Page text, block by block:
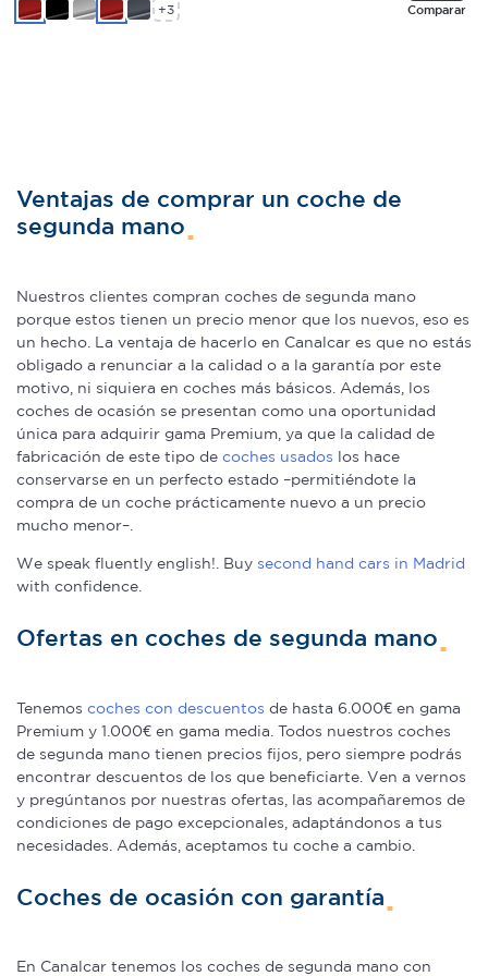
de cookies.
web, quienes pueden combinarla con otra información
que les haya proporcionado o que hayan recopilado a
Comparar
+3
Ventajas de comprar un coche de
segunda mano
Nuestros clientes compran coches de segunda mano
porque estos tienen un precio menor que los nuevos, eso es
un hecho. La ventaja de hacerlo en Canalcar es que no estás
obligado a renunciar a la calidad o a la garantía por este
motivo, ni siquiera en coches más básicos. Además, los
coches de ocasión se presentan como una oportunidad
única para adquirir gama Premium, ya que la calidad de
fabricación de este tipo de coches usados los hace
conservarse en un perfecto estado –permitiéndote la
compra de un coche prácticamente nuevo a un precio
mucho menor–.
We speak fluently english!. Buy second hand cars in Madrid
with confidence.
Ofertas en coches de segunda mano
Tenemos coches con descuentos de hasta 6.000€ en gama
Premium y 1.000€ en gama media. Todos nuestros coches
de segunda mano tienen precios fijos, pero siempre podrás
encontrar descuentos de los que beneficiarte. Ven a vernos
y pregúntanos por nuestras ofertas, las acompañaremos de
condiciones de pago excepcionales, adaptándonos a tus
necesidades. Además, aceptamos tu coche a cambio.
Coches de ocasión con garantía
En Canalcar tenemos los coches de segunda mano con